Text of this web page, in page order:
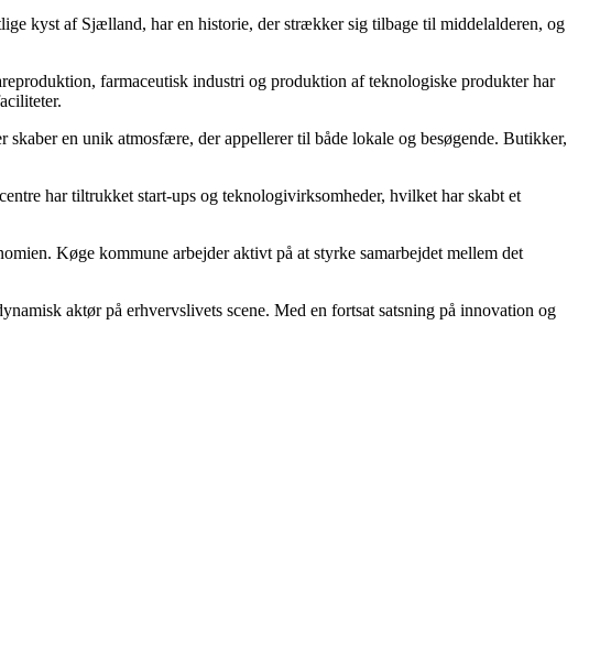
kyst af Sjælland, har en historie, der strækker sig tilbage til middelalderen, og
farmaceutisk industri og produktion af teknologiske produkter har
en unik atmosfære, der appellerer til både lokale og besøgende. Butikker,
har tiltrukket start-ups og teknologivirksomheder, hvilket har skabt et
Køge kommune arbejder aktivt på at styrke samarbejdet mellem det
aktør på erhvervslivets scene. Med en fortsat satsning på innovation og